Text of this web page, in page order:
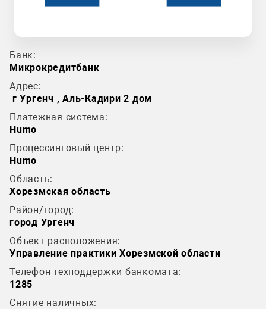
Банк:
Микрокредитбанк
Адрес:
г Ургенч , Аль-Кадири 2 дом
Платежная система:
Humo
Процессинговый центр:
Humo
Область:
Хорезмская область
Район/город:
город Ургенч
Объект расположения:
Управление практики Хорезмской области
Телефон техподдержки банкомата:
1285
Снятие наличных: